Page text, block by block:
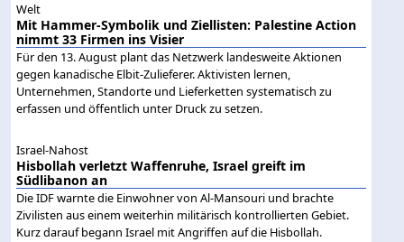
Welt
Mit Hammer-Symbolik und Ziellisten: Palestine Action
nimmt 33 Firmen ins Visier
Für den 13. August plant das Netzwerk landesweite Aktionen
gegen kanadische Elbit-Zulieferer. Aktivisten lernen,
Unternehmen, Standorte und Lieferketten systematisch zu
erfassen und öffentlich unter Druck zu setzen.
Israel-Nahost
Hisbollah verletzt Waffenruhe, Israel greift im
Südlibanon an
Die IDF warnte die Einwohner von Al-Mansouri und brachte
Zivilisten aus einem weiterhin militärisch kontrollierten Gebiet.
Kurz darauf begann Israel mit Angriffen auf die Hisbollah.